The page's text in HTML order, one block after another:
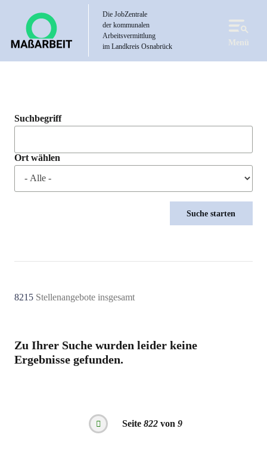
Die JobZentrale
der kommunalen
Arbeitsvermittlung
im Landkreis Osnabrück
Menü
Suchbegriff
Ort wählen
8215 Stellenangebote insgesamt
Zu Ihrer Suche wurden leider keine
Ergebnisse gefunden.
Seitennummerierung
Vorherige
Seite
Seite 822 von 9